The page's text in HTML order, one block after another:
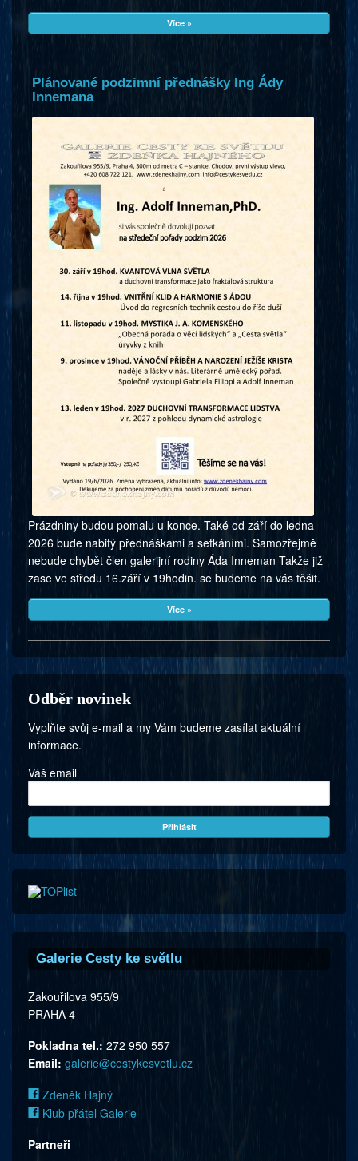
Více »
Plánované podzimní přednášky Ing Ády
Innemana
Prázdniny budou pomalu u konce. Také od září do ledna
2026 bude nabitý přednáškami a setkáními. Samozřejmě
nebude chybět člen galerijní rodiny Áda Inneman Takže již
zase ve středu 16.září v 19hodin. se budeme na vás těšit.
Více »
Odběr novinek
Vyplňte svůj e-mail a my Vám budeme zasílat aktuální
informace.
Váš email
Galerie Cesty ke světlu
Zakouřilova 955/9
PRAHA 4
Pokladna tel.: 272 950 557
Email: galerie@cestykesvetlu.cz
Zdeněk Hajný
Klub přátel Galerie
Partneři